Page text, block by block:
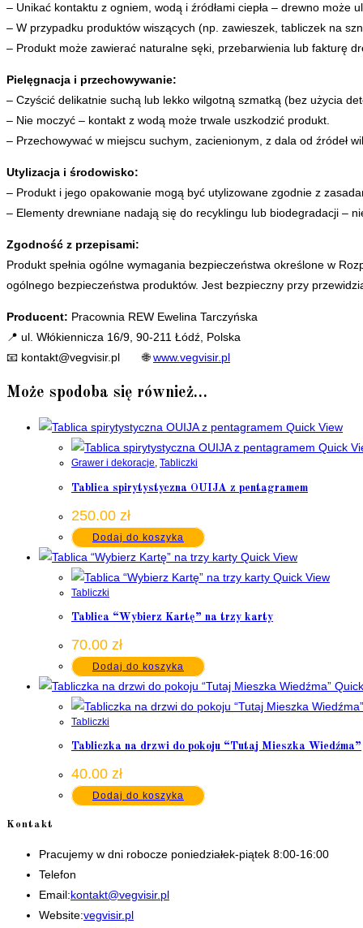
– Unikać kontaktu z ogniem, wodą i źródłami ciepła – drewno może
– W przypadku produktów wiszących (np. zawieszek, tabliczek na
– Produkt może zawierać naturalne sęki, przebarwienia lub fakturę
Pielęgnacja i przechowywanie:
– Czyścić delikatnie suchą lub lekko wilgotną szmatką (bez użycia
– Nie moczyć – kontakt z wodą może trwale uszkodzić produkt.
– Przechowywać w miejscu suchym, zacienionym, z dala od źródeł
Utylizacja i środowisko:
– Produkt i jego opakowanie mogą być utylizowane zgodnie z
– Elementy drewniane nadają się do recyklingu lub biodegradacji –
Zgodność z przepisami:
Produkt spełnia ogólne wymagania bezpieczeństwa określone w
ogólnego bezpieczeństwa produktów. Jest bezpieczny przy
Producent: Pracownia REW Ewelina Tarczyńska
📍 ul. Włókiennicza 16/9, 90-211 Łódź, Polska
📧 kontakt@vegvisir.pl 🌐www.vegvisir.pl
Może spodoba się również…
Quick View
Quick
Grawer i dekoracje, Tabliczki
Tablica spirytystyczna OUIJA z pentagramem
250.00 zł
Dodaj do koszyka
Quick View
Quick View
Tabliczki
Tablica “Wybierz Kartę” na trzy karty
70.00 zł
Dodaj do koszyka
Tabliczki
Tabliczka na drzwi do pokoju “Tutaj Mieszka Wiedźma”
40.00 zł
Dodaj do koszyka
Kontakt
Pracujemy w dni robocze poniedziałek-piątek 8:00-16:00
Telefon
Email:kontakt@vegvisir.plOpens
Website:vegvisir.pl